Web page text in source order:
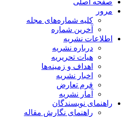
صفحه اصلی
مرور
کلیه شماره‌های مجله
آخرین شماره
اطلاعات نشریه
درباره نشریه
هیات تحریریه
اهداف و زمینه‌ها
اخبار نشریه
فرم تعارض
آمار نشریه
راهنمای نویسندگان
راهنمای نگارش مقاله